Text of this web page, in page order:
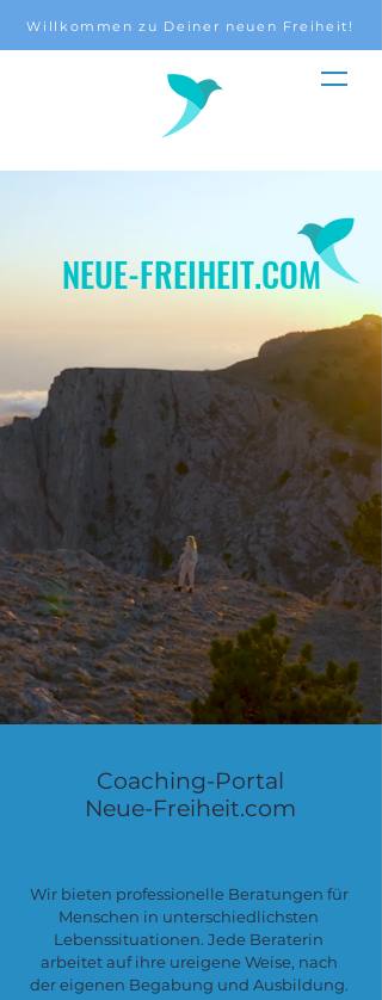
Willkommen zu Deiner neuen Freiheit!
NEUE-FREIHEIT.COM
Coaching-Portal
Neue-Freiheit.com
Wir bieten professionelle Beratungen für
Menschen in unterschiedlichsten
Lebenssituationen. Jede Beraterin
arbeitet auf ihre ureigene Weise, nach
der eigenen Begabung und Ausbildung.